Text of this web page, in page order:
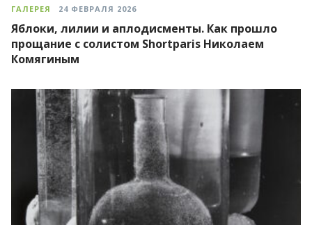
ГАЛЕРЕЯ 24 ФЕВРАЛЯ 2026
Яблоки, лилии и аплодисменты. Как прошло
прощание с солистом Shortparis Николаем
Комягиным